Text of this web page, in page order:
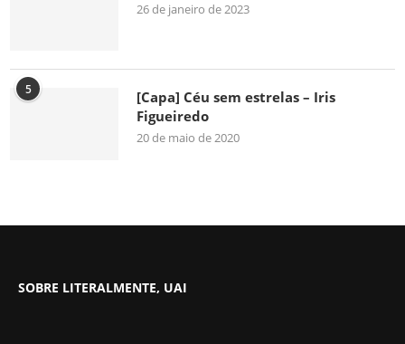
26 de janeiro de 2023
5
[Capa] Céu sem estrelas – Iris
Figueiredo
20 de maio de 2020
SOBRE LITERALMENTE, UAI